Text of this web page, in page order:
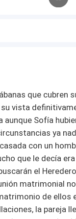
decidir si
de mentiras y
que cubren
vista
aunque Sofía
ya
con un
que le decía
el
matrimonial
de ellos
la pareja